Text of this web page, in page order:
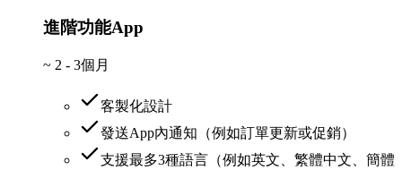
進階功能App
~ 2 - 3個月
客製化設計
發送App內通知（例如訂單更新或促銷）
支援最多3種語言（例如英文、繁體中文、簡體